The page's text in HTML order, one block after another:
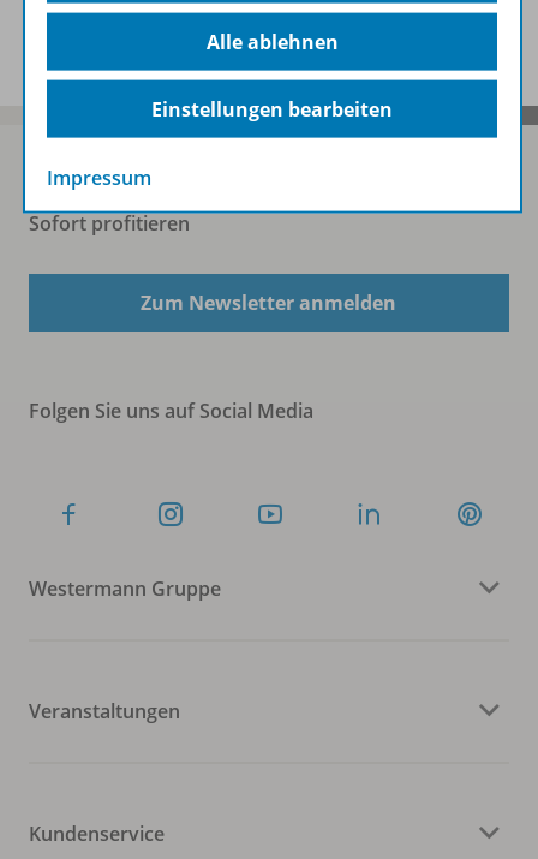
Spar-Pakete
Sofort profitieren
Zum Newsletter anmelden
Folgen Sie uns auf Social Media
Westermann Gruppe
Veranstaltungen
Kundenservice
Alle ablehnen
Einstellungen bearbeiten
Impressum